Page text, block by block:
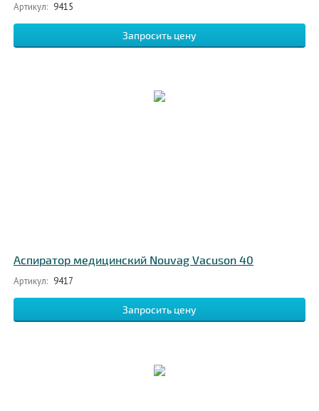
Артикул: 9415
Запросить цену
Аспиратор медицинский Nouvag Vacuson 40
Артикул: 9417
Запросить цену